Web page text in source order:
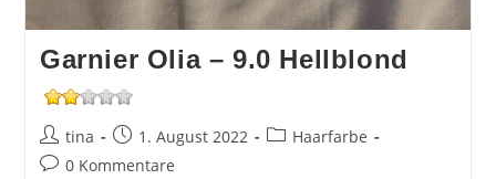
Garnier Olia – 9.0 Hellblond
Beitrags-
Autor:
tina
Beitrag
veröffentlicht:
1. August 2022
Beitrags-
Haarfarbe
Beitrags-
0 Kommentare